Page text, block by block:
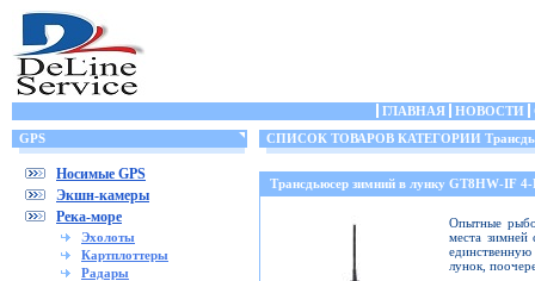
ГЛАВНАЯ НОВОСТИ
GPS
Носимые GPS
Экшн-камеры
Река-море
Эхолоты
Картплоттеры
Радары
СПИСОК ТОВАРОВ КАТЕГОРИИ
Трансдьюсер зимний в лунку GT8HW-IF
Опытные
места зимней
лунок,